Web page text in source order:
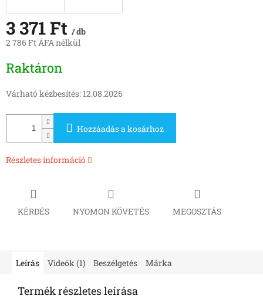
3 371 Ft / db
2 786 Ft ÁFA nélkül
Raktáron
Várható kézbesítés: 12.08.2026
Hozzáadás a kosárhoz
Részletes információ
KÉRDÉS NYOMON KÖVETÉS MEGOSZTÁS
Leírás Videók (1) Beszélgetés Márka
Termék részletes leírása